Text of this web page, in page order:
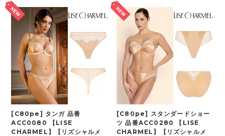
[C80pe] タンガ 品番
ACC0080 【LISE
CHARMEL】【リズシャルメ
[C80pe] スタンダードショー
ツ 品番ACC0280 【LISE
CHARMEL】【リズシャルメ